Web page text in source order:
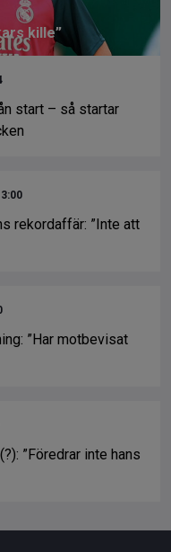
kille”
start – så startar
rekordaffär: ”Inte att
”Har motbevisat
”Föredrar inte hans